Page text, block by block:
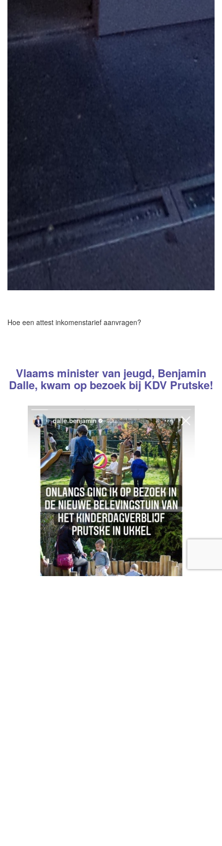
Hoe een attest inkomenstarief aanvragen?
Vlaams minister van jeugd, Benjamin
Dalle, kwam op bezoek bij KDV Prutske!